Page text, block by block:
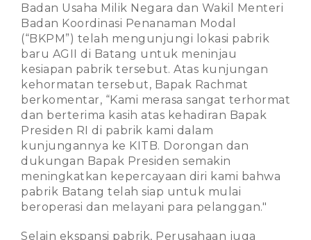
Badan Usaha Milik Negara dan Wakil Menteri
Badan Koordinasi Penanaman Modal
(“BKPM”) telah mengunjungi lokasi pabrik
baru AGII di Batang untuk meninjau
kesiapan pabrik tersebut. Atas kunjungan
kehormatan tersebut, Bapak Rachmat
berkomentar, “Kami merasa sangat terhormat
dan berterima kasih atas kehadiran Bapak
Presiden RI di pabrik kami dalam
kunjungannya ke KITB. Dorongan dan
dukungan Bapak Presiden semakin
meningkatkan kepercayaan diri kami bahwa
pabrik Batang telah siap untuk mulai
beroperasi dan melayani para pelanggan."
Selain ekspansi pabrik, Perusahaan juga